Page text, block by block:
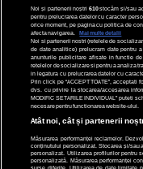
HOROSCOPUL IUBIRII
FORUMURI
TRATAMENTE
DICTIONARE NUME
Noi și partenerii noștri 610stocăm și/sau
pentru prelucrarea datelor cu caracter
orice moment, pe pagina cu politica de
afecta navigarea.
Mai multe detalii
Noi si partenerii nostri (retelele de
de date analitice) prelucram date pentru
anunturile publicitare afisate in functie
retelelor de socializare si pentru a analiza
in legatura cu prelucrarea datelor cu
Prin click pe “ACCEPT TOATE”,
dvs. cu privire la stocarea/accesarea
MODIFIC SETARILE INDIVIDUAL” puteti
necesare pentru functionarea website-ului.
Atât noi, cât și partenerii
Măsurarea performanței reclamelor.
conținutului personalizat. Stocarea și/sau
personalizat. Utilizarea profilurilor pentru
personalizată. Măsurarea performanței